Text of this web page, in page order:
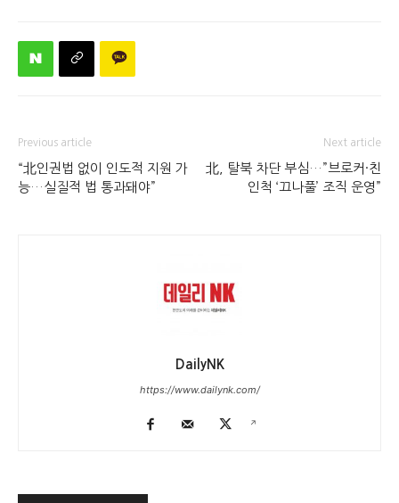
Previous article
“北인권법 없이 인도적 지원 가
능…실질적 법 통과돼야”
Next article
北, 탈북 차단 부심…”브로커·친
인척 ‘끄나풀’ 조직 운영”
DailyNK
https://www.dailynk.com/